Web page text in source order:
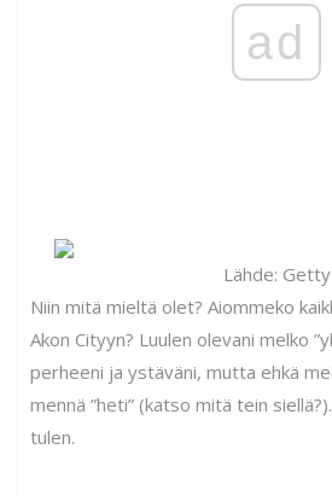
ad
Lähde: Getty
Niin mitä mieltä olet? Aiommeko
Akon Cityyn? Luulen olevani melko
perheeni ja ystäväni, mutta ehkä
mennä ”heti” (katso mitä tein
tulen.